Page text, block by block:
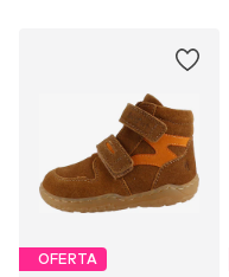
OFERTA